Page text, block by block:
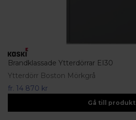
Brandklassade Ytterdörrar EI30
Ytterdörr Boston Mörkgrå
fr. 14 870 kr
Gå till produkt